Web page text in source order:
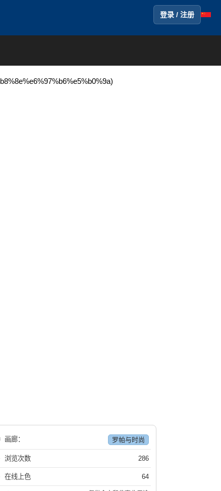
登录 / 注册
画廊： 罗帕与时尚
浏览次数 286
在线上色 64